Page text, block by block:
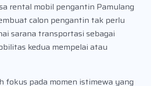
rental mobil pengantin Pamulang
calon pengantin tak perlu
sarana transportasi sebagai
kedua mempelai atau
fokus pada momen istimewa yang